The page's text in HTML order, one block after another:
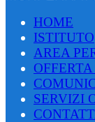
HOME
ISTITUTO
AREA
SERVIZI